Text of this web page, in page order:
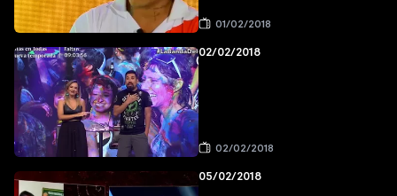
01/02/2018
02/02/2018
02/02/2018
05/02/2018